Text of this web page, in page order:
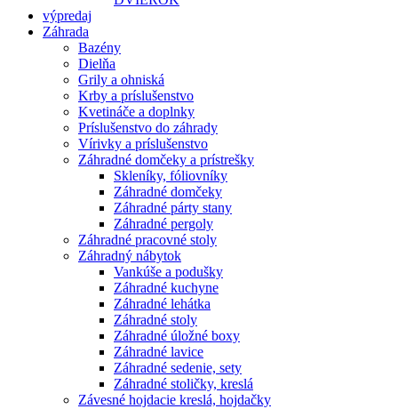
výpredaj
Záhrada
Bazény
Dielňa
Grily a ohniská
Krby a príslušenstvo
Kvetináče a doplnky
Príslušenstvo do záhrady
Vírivky a príslušenstvo
Záhradné domčeky a prístrešky
Skleníky, fóliovníky
Záhradné domčeky
Záhradné párty stany
Záhradné pergoly
Záhradné pracovné stoly
Záhradný nábytok
Vankúše a podušky
Záhradné kuchyne
Záhradné lehátka
Záhradné stoly
Záhradné úložné boxy
Záhradné lavice
Záhradné sedenie, sety
Záhradné stoličky, kreslá
Závesné hojdacie kreslá, hojdačky